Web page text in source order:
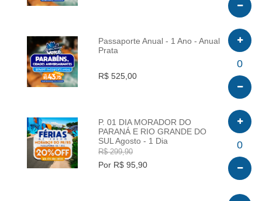
INFO
Passaporte Anual - 1 Ano - Anual
Prata
R$ 525,00
0
INFO
P. 01 DIA MORADOR DO
PARANÁ E RIO GRANDE DO
SUL Agosto - 1 Dia
R$ 299,90
Por R$ 95,90
0